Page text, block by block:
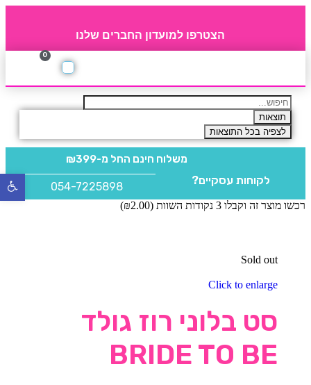
הצטרפו למועדון החברים שלנו
0
תוצאות
לצפיה בכל התוצאות
משלוח חינם החל מ-₪399
לקוחות עסקיים? 054-7225898
רכשו מוצר זה וקבלו 3 נקודות השוות ( ₪2.00
)
Sold out
Click to enlarge
סט בלוני רוז גולד
BRIDE TO BE
פתח